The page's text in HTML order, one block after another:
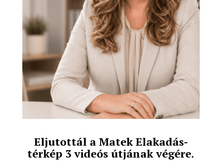
Eljutottál a Matek Elakadás-
térkép 3 videós útjának végére.